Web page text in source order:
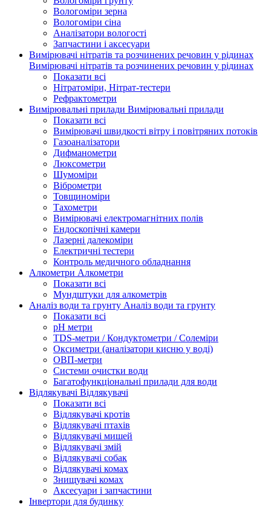
Вологоміри зерна
Вологоміри сіна
Аналізатори вологості
Запчастини і аксесуари
Вимірювачі нітратів та розчинених речовин у рідинах
Вимірювачі нітратів та розчинених речовин у рідинах
Показати всі
Нітратоміри, Нітрат-тестери
Рефрактометри
Вимірювальні прилади Вимірювальні прилади
Показати всі
Вимірювачі швидкості вітру і повітряних потоків
Газоаналізатори
Дифманометри
Люксометри
Шумоміри
Віброметри
Товщиноміри
Тахометри
Вимірювачі електромагнітних полів
Ендоскопічні камери
Лазерні далекоміри
Електричні тестери
Контроль медичного обладнання
Алкометри Алкометри
Показати всі
Мундштуки для алкометрів
Аналіз води та грунту Аналіз води та грунту
Показати всі
рН метри
TDS-метри / Кондуктометри / Солеміри
Оксиметри (аналізатори кисню у воді)
ОВП-метри
Системи очистки води
Багатофункціональні прилади для води
Відлякувачі Відлякувачі
Показати всі
Відлякувачі кротів
Відлякувачі птахів
Відлякувачі мишей
Відлякувачі змій
Відлякувачі собак
Відлякувачі комах
Знищувачі комах
Аксесуари і запчастини
Інвертори для будинку